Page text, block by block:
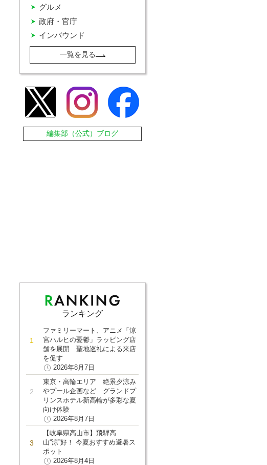
インバウンド
グルメ
政府・官庁
一覧を見る
編集部（公式）ブログ
ランキング
ファミリーマート、アニメ「涼
宮ハルヒの憂鬱」ラッピング店
舗を展開 聖地巡礼による来店
を促す
2026年8月7日
東京・高輪エリア 絶景夕涼み
やプール企画など グランドプ
リンスホテル新高輪が多彩な夏
向け体験
2026年8月7日
【岐阜県高山市】飛騨高
山“涼”好！ 今夏おすすめ避暑ス
ポット
2026年8月4日